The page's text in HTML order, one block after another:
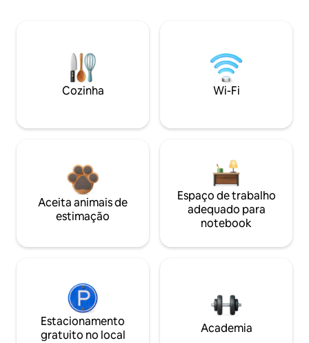
Cozinha Wi-Fi
Aceita animais de
estimação
Espaço de trabalho
adequado para
notebook
Estacionamento
gratuito no local
Academia